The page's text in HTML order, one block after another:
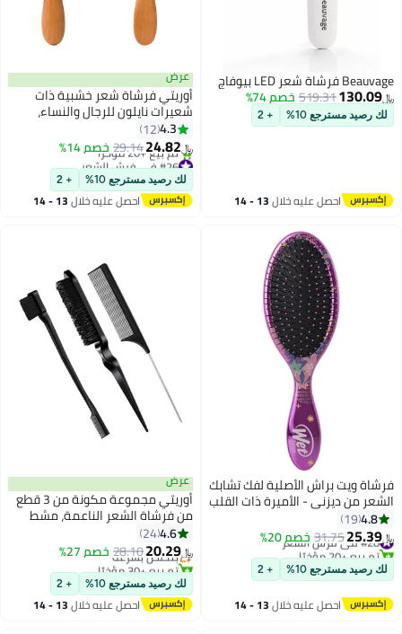
Beauvage فرشاة شعر LED بيوفاج
﷼‏130.09
519.31خصم 74%
لك رصيد مسترجع 10% + 2
احصل عليه خلال 13 - 14
اغسطس
عرض
أوريتي فرشاة شعر خشبية ذات
شعيرات نايلون للرجال والنساء،
فرشاة شعر خشبية كبيرة الحجم
لفك التشابك
4.3
12
﷼‏24.82
29.14خصم 14%
#26 في فرش الشعر
أقل سعر في 30 يوم
تم بيع +20 مؤخرًا
#26 في فرش الشعر
لك رصيد مسترجع 10% + 2
احصل عليه خلال 13 - 14
اغسطس
فرشاة ويت براش الأصلية لفك تشابك
الشعر من ديزني - الأميرة ذات القلب
الكامل - ياسمين، بنفسجي غامق -
لجميع أنواع الشعر - شعيرات
IntelliFlex فائقة النعومة تنزلق
بسهولة خلال التشابك
4.8
19
﷼‏25.39
31.75خصم 20% #28 في فرش الشعر
تم بيع +20 مؤخرًا
#28 في فرش الشعر
لك رصيد مسترجع 10% + 2
احصل عليه خلال 13 - 14
عرض
أوريتي مجموعة مكونة من 3 قطع
من فرشاة الشعر الناعمة، مشط
تمشيط الشعر، مشط ذو حافة حادة،
مشط تزيين الشعر، مشط ذيل فأر
قوي للنساء والأطفال
4.6
24
﷼‏20.29
28.10خصم 27%
#9 في فرش الشعر
أقل سعر في 30 يوم
بتخلّص بسرعة
تم بيع +30 مؤخرًا
#9 في فرش الشعر
لك رصيد مسترجع 10% + 2
احصل عليه خلال 13 - 14